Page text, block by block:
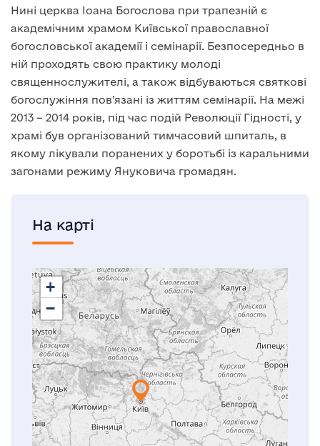
Нині церква Іоана Богослова при трапезній є
академічним храмом Київської православної
богословської академії і семінарії. Безпосередньо в
ній проходять свою практику молоді
священнослужителі, а також відбуваються святкові
богослужіння пов’язані із життям семінарії. На межі
2013 – 2014 років, під час подій Революції Гідності, у
храмі був організований тимчасовий шпиталь, в
якому лікували поранених у боротьбі із каральними
загонами режиму Януковича громадян.
На карті
+
−